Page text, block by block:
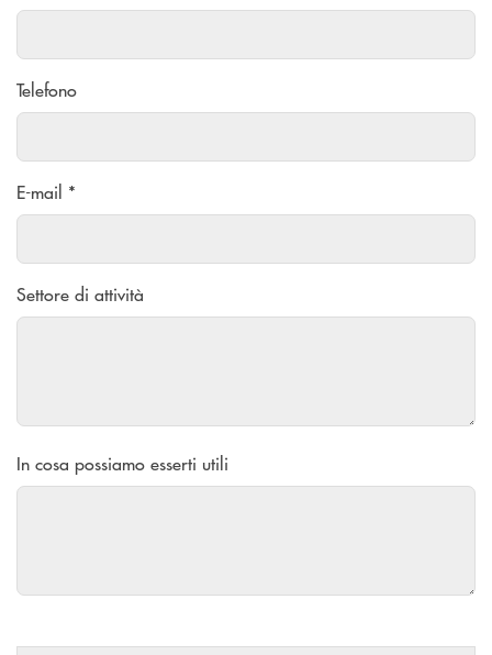
Telefono
E-mail *
Settore di attività
In cosa possiamo esserti utili